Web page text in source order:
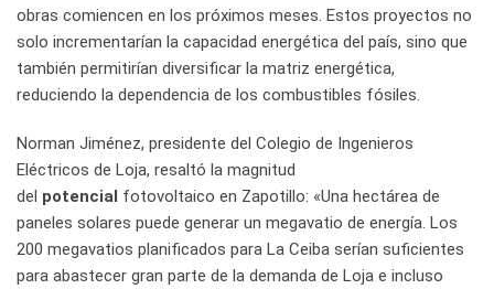
obras comiencen en los próximos meses. Estos proyectos no
solo incrementarían la capacidad energética del país, sino que
también permitirían diversificar la matriz energética,
reduciendo la dependencia de los combustibles fósiles.
Norman Jiménez, presidente del Colegio de Ingenieros
Eléctricos de Loja, resaltó la magnitud
del potencial fotovoltaico en Zapotillo: «Una hectárea de
paneles solares puede generar un megavatio de energía. Los
200 megavatios planificados para La Ceiba serían suficientes
para abastecer gran parte de la demanda de Loja e incluso